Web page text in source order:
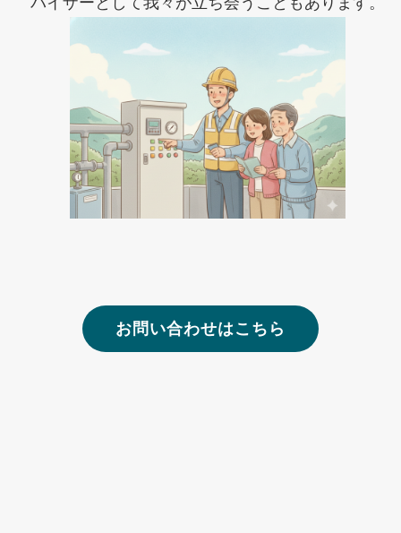
お問い合わせはこちら